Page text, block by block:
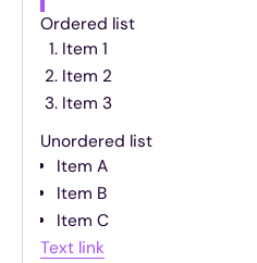
Ordered list
Item 1
Item 2
Item 3
Unordered list
Item A
Item B
Item C
Text link